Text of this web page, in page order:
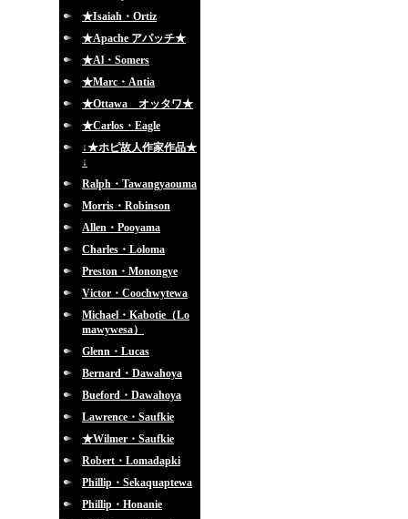
★Isaiah・Ortiz
★Apache アパッチ★
★Al・Somers
★Marc・Antia
★Ottawa オッタワ★
★Carlos・Eagle
↓★ホピ故人作家作品★
↓
Ralph・Tawangyaouma
Morris・Robinson
Allen・Pooyama
Charles・Loloma
Preston・Monongye
Victor・Coochwytewa
Michael・Kabotie（Lo
mawywesa）
Glenn・Lucas
Bernard・Dawahoya
Bueford・Dawahoya
Lawrence・Saufkie
★Wilmer・Saufkie
Robert・Lomadapki
Phillip・Sekaquaptewa
Phillip・Honanie